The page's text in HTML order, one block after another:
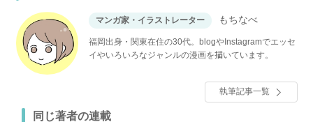
マンガ家・イラストレーター もちなべ
福岡出身・関東在住の30代。blogやInstagramでエッセ
イやいろいろなジャンルの漫画を描いています。
執筆記事一覧
同じ著者の連載